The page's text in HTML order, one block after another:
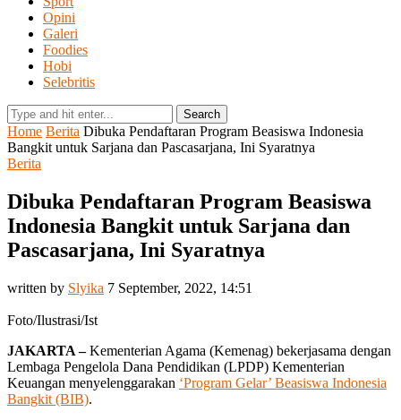
Opini
Galeri
Foodies
Hobi
Selebritis
Search
Home Berita Dibuka Pendaftaran Program Beasiswa Indonesia
Bangkit untuk Sarjana dan Pascasarjana, Ini Syaratnya
Berita
Dibuka Pendaftaran Program Beasiswa
Indonesia Bangkit untuk Sarjana dan
Pascasarjana, Ini Syaratnya
written by Slyika 7 September, 2022, 14:51
Foto/Ilustrasi/Ist
JAKARTA –Kementerian Agama (Kemenag) bekerjasama dengan
Lembaga Pengelola Dana Pendidikan (LPDP) Kementerian
Keuangan menyelenggarakan ‘Program Gelar’ Beasiswa Indonesia
Bangkit (BIB).